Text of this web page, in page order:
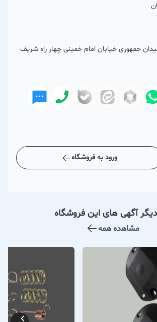
جمهوری خیابان امام خمینی چهار راه شریف
ورود به فروشگاه
دیگر آگهی های این فروشگاه
مشاهده همه